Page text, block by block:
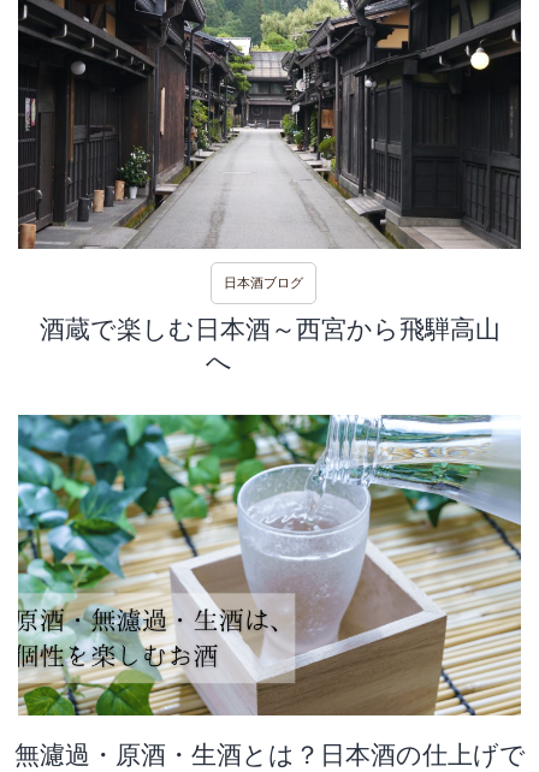
日本酒ブログ
酒蔵で楽しむ日本酒～西宮から飛騨高山
へ
無濾過・原酒・生酒とは？日本酒の仕上げで